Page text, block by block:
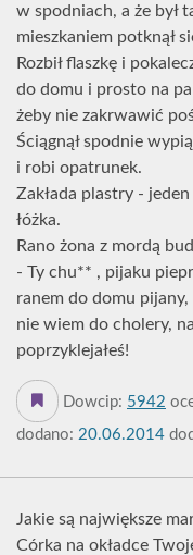
w spodniach, a że był
mieszkaniem potknął
Rozbił flaszkę i
do domu i prosto na
żeby nie zakrwawić
Ściągnął spodnie
i robi opatrunek.
Zakłada plastry -
łóżka.
Rano żona z mordą
- Ty chu** , pijaku
ranem do domu
nie wiem do cholery,
poprzyklejałeś!
Dowcip: 5942
dodano: 20.06.2014
Jakie są największe
Córka na okładce